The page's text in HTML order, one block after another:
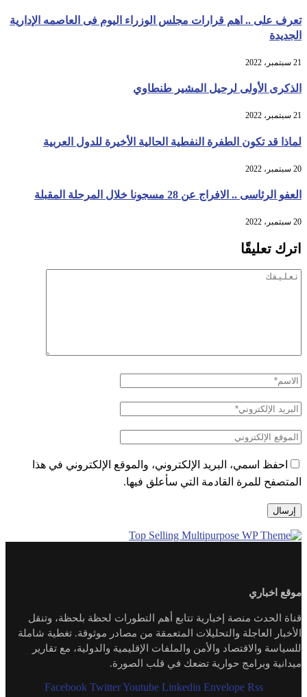
تعرف على .. اهم قرارات مجلس الوزراء اليوم فى العاصمه الإدارية
الجديدة
21 سبتمبر، 2022
الذكرى الأولى لرحيل المشير طنطاوي
21 سبتمبر، 2022
لماذا قد تكون الطفرة النفطية الحالية الأخيرة للدول العربية
20 سبتمبر، 2022
العفو الرئاسى .. الافراج عن 28 مسجونا خلال المرحلة المقبلة
20 سبتمبر، 2022
اترك تعليقًا
احفظ اسمي، البريد الإلكتروني، والموقع الإلكتروني في هذا
المتصفح للمرة القادمة التي سأعلق فيها.
موقع اخباري
قناة الحدث منصة إخبارية تتابع أهم التطورات لحظة بلحظة، وتنقل
الأخبار العاجلة والتحليلات المتعمقة من مصادر موثوقة. تغطية شاملة
للسياسة والاقتصاد والأمن والملفات الإقليمية والدولية، مع تقارير
ميدانية وبرامج حوارية تضعك في قلب الصورة.
Facebook Twitter Youtube Linkedin Envelope Rss